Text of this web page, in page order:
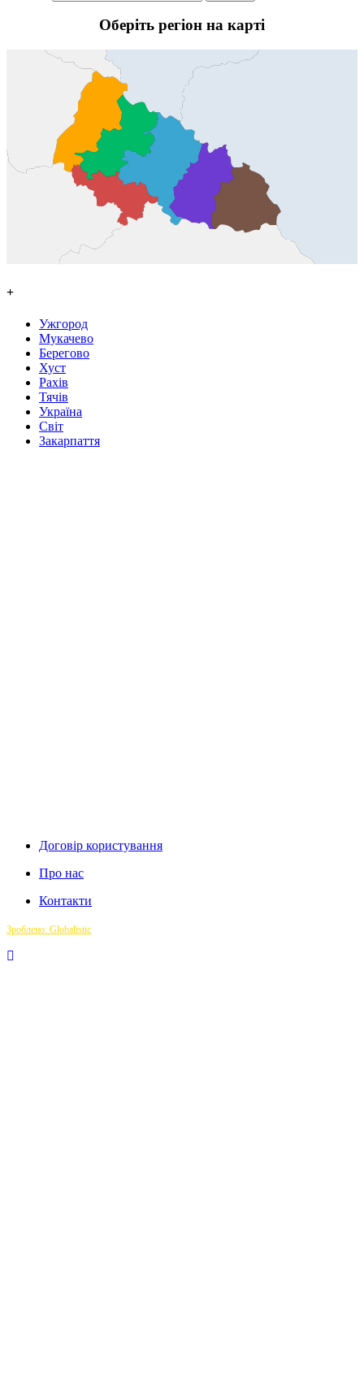
Оберіть регіон на карті
+
Ужгород
Мукачево
Берегово
Хуст
Рахів
Тячів
Україна
Світ
Закарпаття
Договір користування
Про нас
Контакти
Зроблено: Globalistic